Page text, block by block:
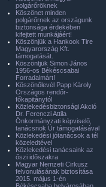
polgárőröknek
Köszönet minden
polgárőrnek az országunk
biztonsága érdekében
kifejtett munkájáért!
Köszönjük a Hankook Tire
Magyarország Kft.
támogatását.
Köszöntjük Simon János
1956-os Békéscsabai
Forradalmárt!
Köszönőlevél Papp Károly
Országos rendőr-
főkapitánytól
Közlekedésbiztonsági Akció
Dr. Ferenczi Attila
Önkormányzati képviselő,
tanácsnok Úr támogatásával
Közlekedési jótanácsok a tél
közeledtével
Közlekedési tanácsaink az
őszi időszakra
Magyar Nemzeti Cirkusz
felvonulásának biztosítása
2015. május 1-én